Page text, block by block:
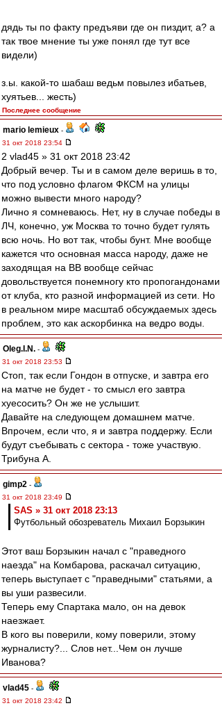
дядь ты по факту предъяви где он пиздит, а? а
так твое мнение ты уже понял где тут все
видели)
з.ы. какой-то шабаш ведьм повылез ибатьев,
хуятьев... жесть)
Последнее сообщение
mario lemieux -
31 окт 2018 23:54
2 vlad45 » 31 окт 2018 23:42
Добрый вечер. Ты и в самом деле веришь в то,
что под условно флагом ФКСМ на улицы
можно вывести много народу?
Лично я сомневаюсь. Нет, ну в случае победы в
ЛЧ, конечно, уж Москва то точно будет гулять
всю ночь. Но вот так, чтобы бунт. Мне вообще
кажется что основная масса народу, даже не
заходящая на ВВ вообще сейчас
довольствуется понемногу кто пропогандонами
от клуба, кто разной информацией из сети. Но
в реальном мире масштаб обсуждаемых здесь
проблем, это как аскорбинка на ведро воды.
Oleg.I.N. -
31 окт 2018 23:53
Стоп, так если Гондон в отпуске, и завтра его
на матче не будет - то смысл его завтра
хуесосить? Он же не услышит.
Давайте на следующем домашнем матче.
Впрочем, если что, я и завтра поддержу. Если
будут съебывать с сектора - тоже участвую.
Трибуна А.
gimp2 -
31 окт 2018 23:49
SAS » 31 окт 2018 23:13
Футбольный обозреватель Михаил Борзыкин
Этот ваш Борзыкин начал с "праведного
наезда" на Комбарова, раскачал ситуацию,
теперь выступает с "праведными" статьями, а
вы уши развесили.
Теперь ему Спартака мало, он на девок
наезжает.
В кого вы поверили, кому поверили, этому
журналисту?... Слов нет...Чем он лучше
Иванова?
vlad45 -
31 окт 2018 23:42